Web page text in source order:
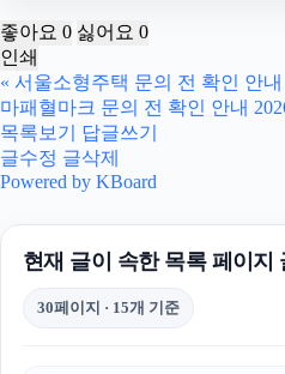
좋아요 0 싫어요 0
인쇄
« 서울소형주택 문의 전 확인 안내
마패혈마크 문의 전 확인 안내
목록보기
답글쓰기
글수정 글삭제
Powered by KBoard
현재 글이 속한 목록 페이지
30페이지 · 15개 기준